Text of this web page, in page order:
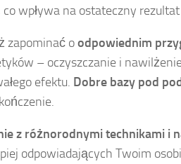
wpływa na ostateczny
zapominać oodpowiednim
– oczyszczanie i
efektu. Dobre bazy pod
z różnorodnymi technikami i
odpowiadających Twoim